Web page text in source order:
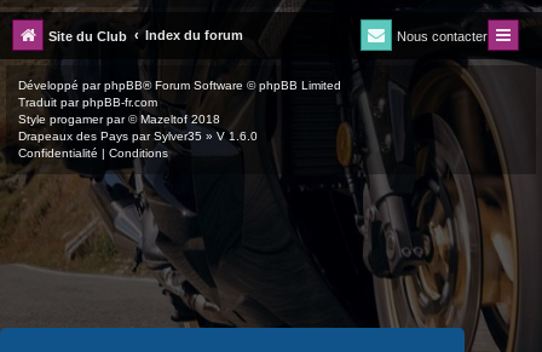
Site du Club Index du forum Nous contacter
Développé parphpBB® Forum Software © phpBB Limited
Traduit parphpBB-fr.com
Style progamerpar ©Mazeltof 2018
Drapeaux des Pays par Sylver35 » V 1.6.0
Confidentialité | Conditions